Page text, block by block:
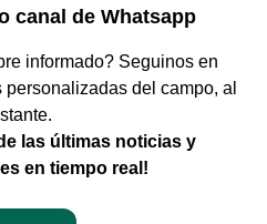
canal de Whatsapp
informado? Seguinos en
del campo, al
las últimas noticias y
en tiempo real!